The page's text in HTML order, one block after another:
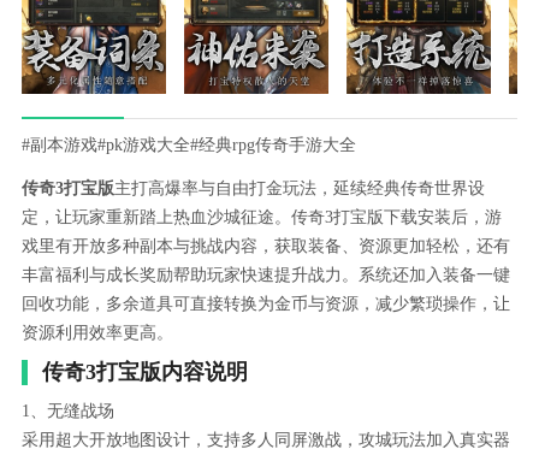
#副本游戏#pk游戏大全#经典rpg传奇手游大全
传奇3打宝版主打高爆率与自由打金玩法，延续经典传奇世界设
定，让玩家重新踏上热血沙城征途。传奇3打宝版下载安装后，游
戏里有开放多种副本与挑战内容，获取装备、资源更加轻松，还有
丰富福利与成长奖励帮助玩家快速提升战力。系统还加入装备一键
回收功能，多余道具可直接转换为金币与资源，减少繁琐操作，让
资源利用效率更高。
传奇3打宝版内容说明
1、无缝战场
采用超大开放地图设计，支持多人同屏激战，攻城玩法加入真实器